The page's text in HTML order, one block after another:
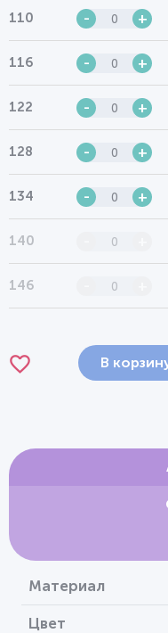
110 - +
116 - +
122 - +
128 - +
134 - +
140
146
В
Материал
Цвет